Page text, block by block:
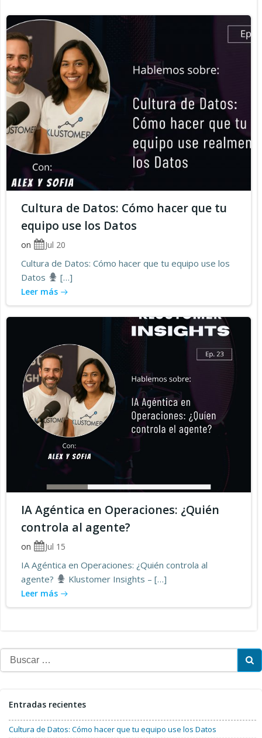
Cultura de Datos: Cómo hacer que tu
equipo use los Datos
on Jul 20
Cultura de Datos: Cómo hacer que tu equipo use los
Datos
[…]
Leer más
IA Agéntica en Operaciones: ¿Quién
controla al agente?
on Jul 15
IA Agéntica en Operaciones: ¿Quién controla al
agente?
Klustomer Insights – […]
Leer más
Buscar:
Entradas recientes
Cultura de Datos: Cómo hacer que tu equipo use los Datos